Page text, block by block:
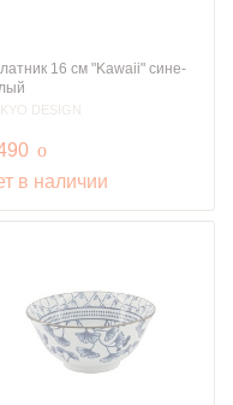
16 см "Kawaii" сине-
DESIGN
руб.
o
в наличии